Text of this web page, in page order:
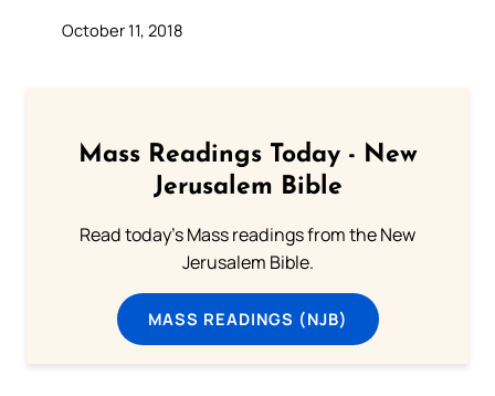
October 11, 2018
Mass Readings Today - New
Jerusalem Bible
Read today's Mass readings from the New
Jerusalem Bible.
MASS READINGS (NJB)